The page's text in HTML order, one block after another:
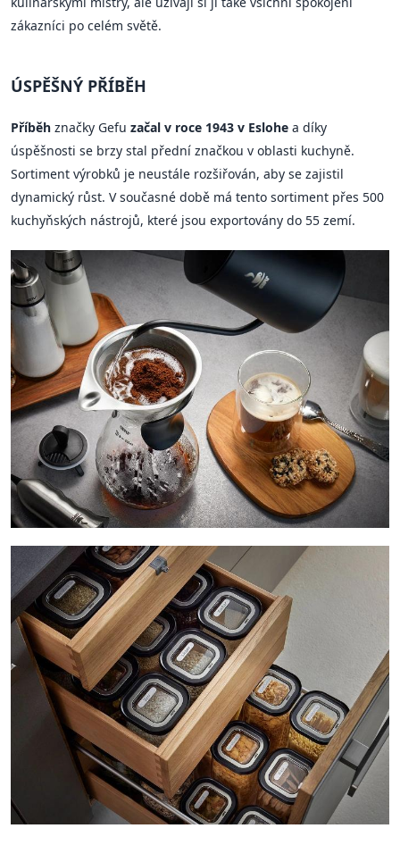
zákazníci po celém světě.
ÚSPĚŠNÝ PŘÍBĚH
Příběh značky Gefu začal v roce 1943 v Eslohe a díky
úspěšnosti se brzy stal přední značkou v oblasti kuchyně.
Sortiment výrobků je neustále rozšiřován, aby se zajistil
dynamický růst. V současné době má tento sortiment přes 500
kuchyňských nástrojů, které jsou exportovány do 55 zemí.